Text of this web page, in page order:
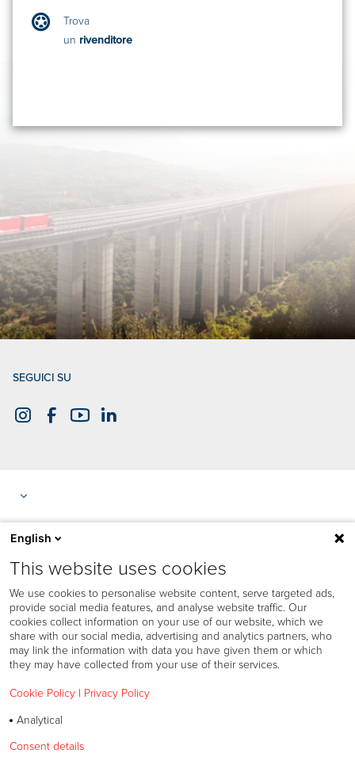
Trova
un rivenditore
SEGUICI SU
English
This website uses cookies
We use cookies to personalise website content, serve targeted ads,
provide social media features, and analyse website traffic. Our
cookies collect information on your use of our website, which we
share with our social media, advertising and analytics partners, who
may link the information with data you have given them or which
they may have collected from your use of their services.
Cookie Policy | Privacy Policy
Analytical
Consent details